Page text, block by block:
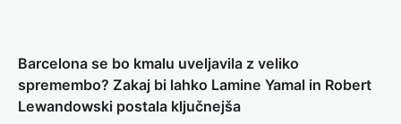
Barcelona se bo kmalu uveljavila z veliko
spremembo? Zakaj bi lahko Lamine Yamal in Robert
Lewandowski postala ključnejša